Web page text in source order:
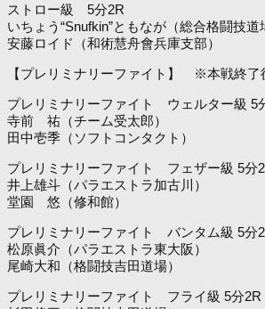
ストロー級 5分2R
いちょう“Snufkin”ともなが（総合格闘技道
安藤ロイド（和術慧舟會兵庫支部）
【プレリミナリーファイト】 ※本戦終了
プレリミナリーファイト ウェルター級 5
寺前 祐（チーム受太郎）
田中壱季（ソフトコンタクト）
プレリミナリーファイト フェザー級 5分
井上雄斗（パラエストラ加古川）
堂園 悠（修和館）
プレリミナリーファイト バンタム級 5分
松原眞介（パラエストラ東大阪）
尾崎大和（格闘技吉田道場）
プレリミナリーファイト フライ級 5分2R